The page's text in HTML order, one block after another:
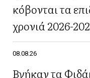
κόβονται τα
χρονιά 2026-
08.08.26
Βγήκαν τα